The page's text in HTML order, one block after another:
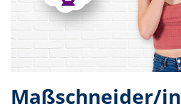
Maßschneider/in